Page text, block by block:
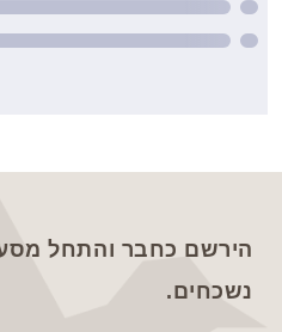
הירשם כחבר והתחל
נשכחים.